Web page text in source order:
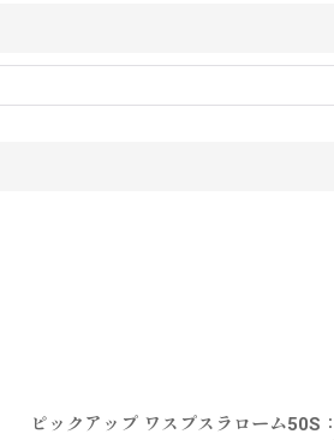
ピックアップ ワスプスラローム50S